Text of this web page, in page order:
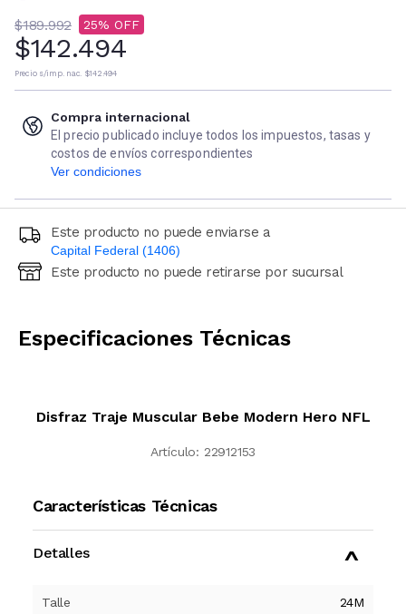
$189.992 25
$142.494
Precio s/imp. nac. $142.494
Compra internacional
El precio publicado incluye todos los impuestos, tasas y
costos de envíos correspondientes
Ver condiciones
Este producto no puede enviarse a
Capital Federal (1406)
Ingresá código postal (sólo números)
Este producto no puede retirarse por sucursal
Especificaciones Técnicas
Disfraz Traje Muscular Bebe Modern Hero NFL
Artículo: 22912153
Características Técnicas
Detalles
Talle 24M